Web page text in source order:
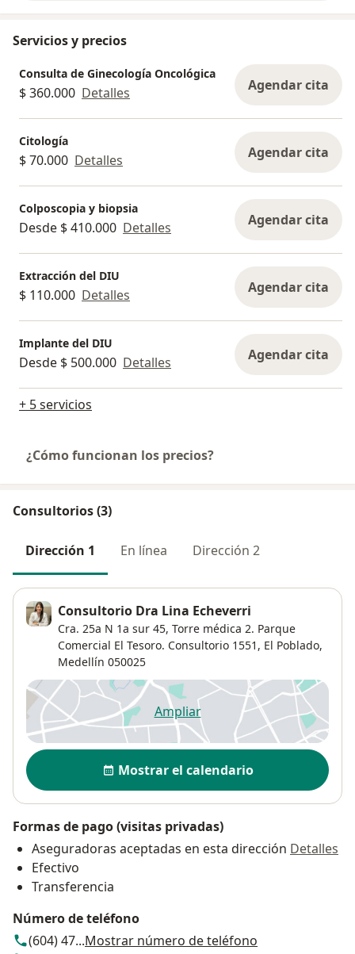
Servicios y precios
Consulta de Ginecología Oncológica
$ 360.000 Detalles Agendar cita
Citología
$ 70.000 Detalles Agendar cita
Colposcopia y biopsia
Desde $ 410.000 Detalles Agendar cita
Extracción del DIU
$ 110.000 Detalles Agendar cita
Implante del DIU
Desde $ 500.000 Detalles Agendar cita
+ 5 servicios
¿Cómo funcionan los precios?
Consultorios (3)
Dirección 1 En línea Dirección 2
Consultorio Dra Lina Echeverri
Cra. 25a N 1a sur 45, Torre médica 2. Parque
Comercial El Tesoro. Consultorio 1551, El Poblado,
Medellín 050025
Ampliarse abre en una nueva
Disponibilidad
Mostrar el calendario
Formas de pago (visitas privadas)
Aseguradoras aceptadas en esta dirección Detalles
Efectivo
Transferencia
Número de teléfono
(604) 47...Mostrar número de teléfono